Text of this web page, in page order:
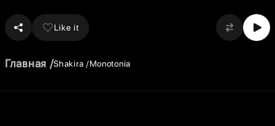
Like it
Главная Shakira Monotonia